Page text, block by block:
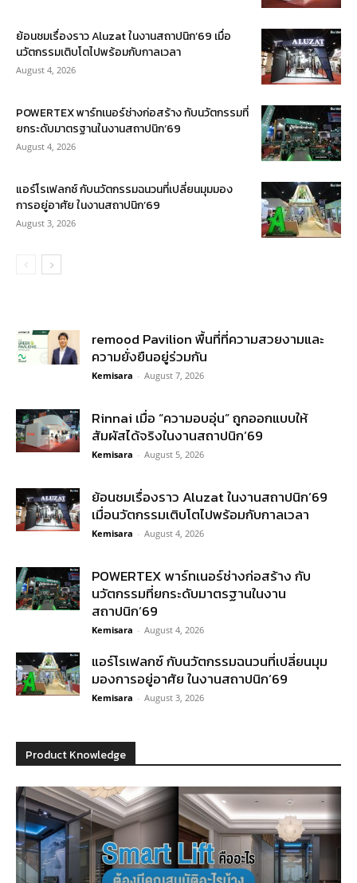
ย้อนชมเรื่องราว Aluzat ในงานสถาปนิก’69 เมื่อ
นวัตกรรมเติบโตไปพร้อมกับกาลเวลา
August 4, 2026
POWERTEX พาร์ทเนอร์ช่างก่อสร้าง กับนวัตกรรมที่
ยกระดับมาตรฐานในงานสถาปนิก’69
August 4, 2026
แอร์โรเฟลกซ์ กับนวัตกรรมฉนวนที่เปลี่ยนมุมมอง
การอยู่อาศัย ในงานสถาปนิก’69
August 3, 2026
remood Pavilion พื้นที่ที่ความสวยงามและ
ความยั่งยืนอยู่ร่วมกัน
Kemisara - August 7, 2026
Rinnai เมื่อ “ความอบอุ่น” ถูกออกแบบให้
สัมผัสได้จริงในงานสถาปนิก’69
Kemisara - August 5, 2026
ย้อนชมเรื่องราว Aluzat ในงานสถาปนิก’69
เมื่อนวัตกรรมเติบโตไปพร้อมกับกาลเวลา
Kemisara - August 4, 2026
POWERTEX พาร์ทเนอร์ช่างก่อสร้าง กับ
นวัตกรรมที่ยกระดับมาตรฐานในงาน
สถาปนิก’69
Kemisara - August 4, 2026
แอร์โรเฟลกซ์ กับนวัตกรรมฉนวนที่เปลี่ยนมุม
มองการอยู่อาศัย ในงานสถาปนิก’69
Kemisara - August 3, 2026
Product Knowledge